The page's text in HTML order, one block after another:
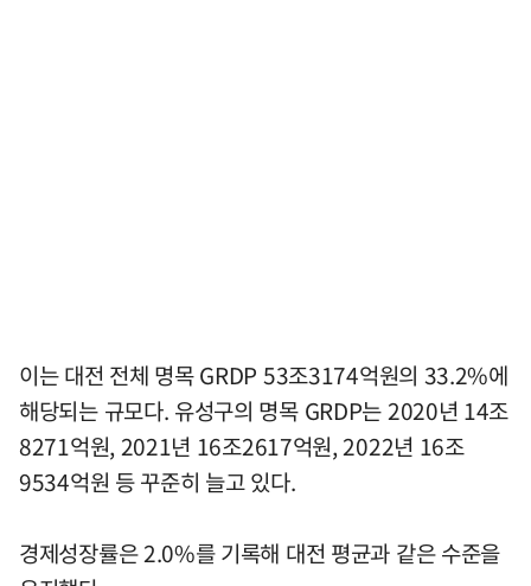
이는 대전 전체 명목 GRDP 53조3174억원의 33.2%에
해당되는 규모다. 유성구의 명목 GRDP는 2020년 14조
8271억원, 2021년 16조2617억원, 2022년 16조
9534억원 등 꾸준히 늘고 있다.
경제성장률은 2.0%를 기록해 대전 평균과 같은 수준을